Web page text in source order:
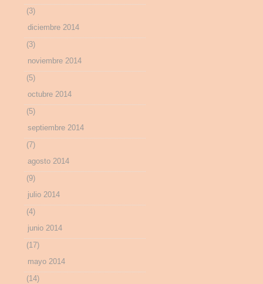
(3)
diciembre 2014
(3)
noviembre 2014
(5)
octubre 2014
(5)
septiembre 2014
(7)
agosto 2014
(9)
julio 2014
(4)
junio 2014
(17)
mayo 2014
(14)